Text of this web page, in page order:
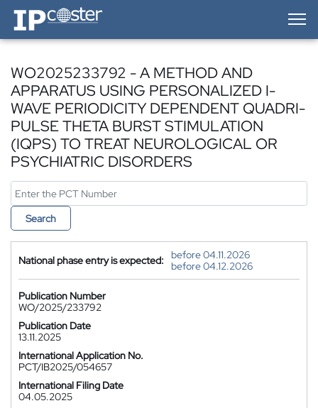
IP-Coster — Home
WO2025233792 - A METHOD AND
APPARATUS USING PERSONALIZED I-
WAVE PERIODICITY DEPENDENT QUADRI-
PULSE THETA BURST STIMULATION
(IQPS) TO TREAT NEUROLOGICAL OR
PSYCHIATRIC DISORDERS
Search
National phase entry is expected:
before 04.11.2026
before 04.12.2026
Publication Number
WO/2025/233792
Publication Date
13.11.2025
International Application No.
PCT/IB2025/054657
International Filing Date
04.05.2025